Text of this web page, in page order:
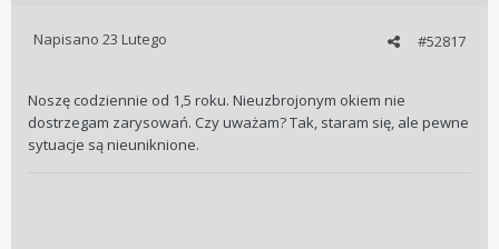
#52817
Napisano 23 Lutego
Noszę codziennie od 1,5 roku. Nieuzbrojonym okiem nie
dostrzegam zarysowań. Czy uważam? Tak, staram się, ale pewne
sytuacje są nieuniknione.